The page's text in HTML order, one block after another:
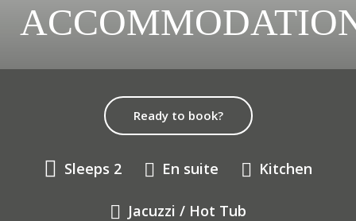
Ready to book?
Sleeps 2 En suite Kitchen
Jacuzzi / Hot Tub